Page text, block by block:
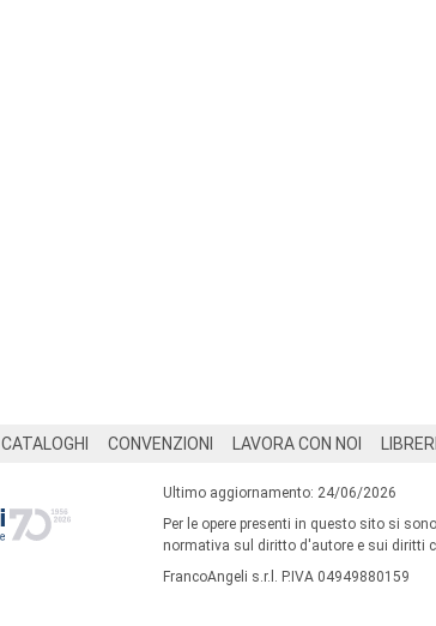
CATALOGHI CONVENZIONI LAVORA CON NOI
Ultimo aggiornamento: 24/06/2026
Per le opere presenti in questo sito si
normativa sul diritto d'autore e sui diritti
FrancoAngeli s.r.l. P.IVA 04949880159